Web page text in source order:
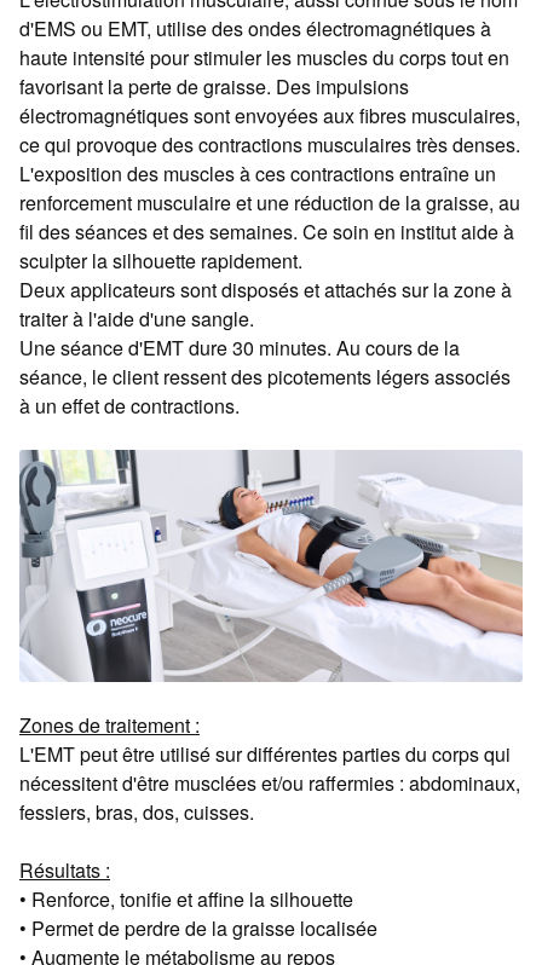
d'EMS ou EMT, utilise des ondes électromagnétiques à
haute intensité pour stimuler les muscles du corps tout en
favorisant la perte de graisse. Des impulsions
électromagnétiques sont envoyées aux fibres musculaires,
ce qui provoque des contractions musculaires très denses.
L'exposition des muscles à ces contractions entraîne un
renforcement musculaire et une réduction de la graisse, au
fil des séances et des semaines. Ce soin en institut aide à
sculpter la silhouette rapidement.
Deux applicateurs sont disposés et attachés sur la zone à
traiter à l'aide d'une sangle.
Une séance d'EMT dure 30 minutes. Au cours de la
séance, le client ressent des picotements légers associés
à un effet de contractions.
Zones de traitement :
L'EMT peut être utilisé sur différentes parties du corps qui
nécessitent d'être musclées et/ou raffermies : abdominaux,
fessiers, bras, dos, cuisses.
Résultats :
• Renforce, tonifie et affine la silhouette
• Permet de perdre de la graisse localisée
• Augmente le métabolisme au repos